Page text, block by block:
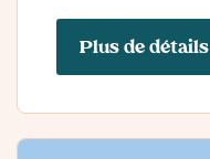
Plus de détails